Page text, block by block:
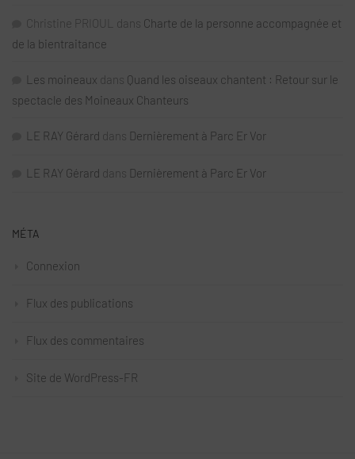
Christine PRIOUL dans Charte de la personne accompagnée et
de la bientraitance
Les moineaux dans Quand les oiseaux chantent : Retour sur le
spectacle des Moineaux Chanteurs
LE RAY Gérard dans Dernièrement à Parc Er Vor
LE RAY Gérard dans Dernièrement à Parc Er Vor
MÉTA
Connexion
Flux des publications
Flux des commentaires
Site de WordPress-FR